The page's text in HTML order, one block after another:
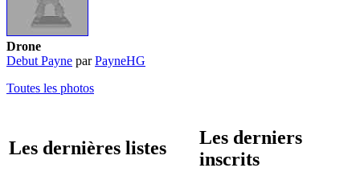
Drone
Debut Payne parPayneHG
Toutes les photos
Les dernières listes
Les derniers
inscrits